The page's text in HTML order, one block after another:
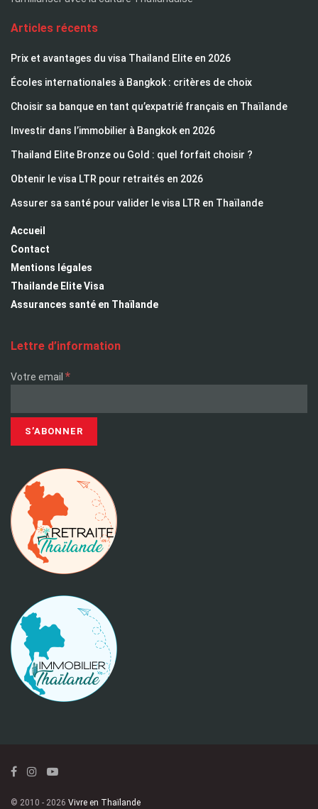
Articles récents
Prix et avantages du visa Thailand Elite en 2026
Écoles internationales à Bangkok : critères de choix
Choisir sa banque en tant qu’expatrié français en Thaïlande
Investir dans l’immobilier à Bangkok en 2026
Thailand Elite Bronze ou Gold : quel forfait choisir ?
Obtenir le visa LTR pour retraités en 2026
Assurer sa santé pour valider le visa LTR en Thaïlande
Accueil
Contact
Mentions légales
Thailande Elite Visa
Assurances santé en Thaïlande
Lettre d’information
Votre email *
© 2010 - 2026 Vivre en Thaïlande